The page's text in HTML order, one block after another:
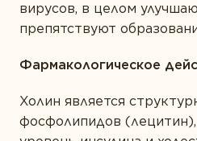
Коэнзим
Минералы
Растения
вирусов, в целом
препятствуют
Фармакологическое
Холин является
фосфолипидов